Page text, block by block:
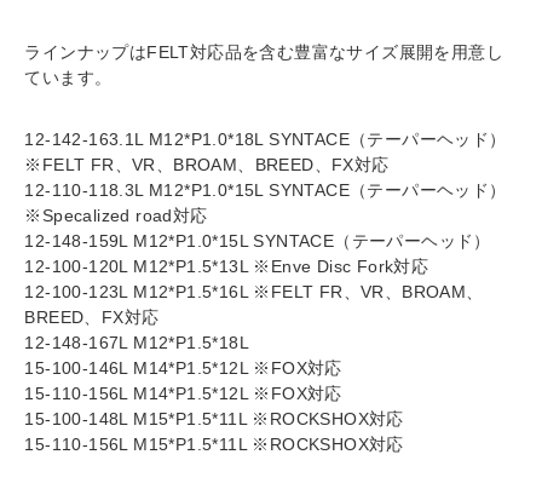
ラインナップはFELT対応品を含む豊富なサイズ展開を用意し
ています。
12-142-163.1L M12*P1.0*18L SYNTACE（テーパーヘッド）
※FELT FR、VR、BROAM、BREED、FX対応
12-110-118.3L M12*P1.0*15L SYNTACE（テーパーヘッド）
※Specalized road対応
12-148-159L M12*P1.0*15L SYNTACE（テーパーヘッド）
12-100-120L M12*P1.5*13L ※Enve Disc Fork対応
12-100-123L M12*P1.5*16L ※FELT FR、VR、BROAM、
BREED、FX対応
12-148-167L M12*P1.5*18L
15-100-146L M14*P1.5*12L ※FOX対応
15-110-156L M14*P1.5*12L ※FOX対応
15-100-148L M15*P1.5*11L ※ROCKSHOX対応
15-110-156L M15*P1.5*11L ※ROCKSHOX対応